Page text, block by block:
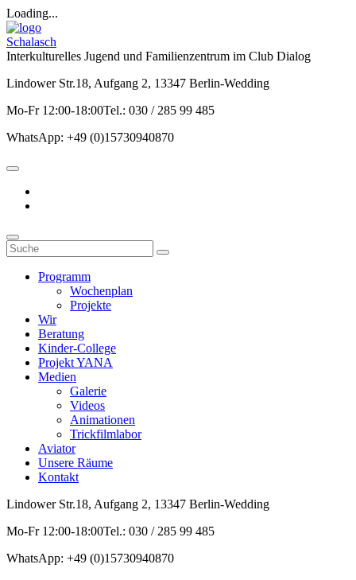
Loading...
Schalasch
Interkulturelles Jugend und Familienzentrum im Club Dialog
Lindower Str.18, Aufgang 2, 13347 Berlin-Wedding
Mo-Fr 12:00-18:00Tel.: 030 / 285 99 485
WhatsApp: +49 (0)15730940870
Programm
Wochenplan
Projekte
Wir
Beratung
Kinder-College
Projekt YANA
Medien
Galerie
Videos
Animationen
Trickfilmlabor
Aviator
Unsere Räume
Kontakt
Lindower Str.18, Aufgang 2, 13347 Berlin-Wedding
Mo-Fr 12:00-18:00Tel.: 030 / 285 99 485
WhatsApp: +49 (0)15730940870